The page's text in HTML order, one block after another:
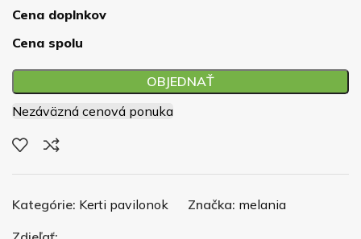
Cena doplnkov
Cena spolu
OBJEDNAŤ
Nezáväzná cenová ponuka
Kategórie: Kerti pavilonok Značka: melania